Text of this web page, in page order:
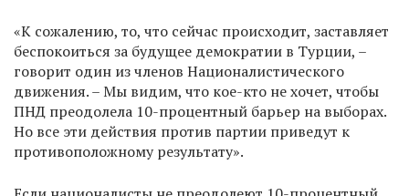
«К сожалению, то, что сейчас происходит, заставляет
беспокоиться за будущее демократии в Турции, –
говорит один из членов Националистического
движения. – Мы видим, что кое-кто не хочет, чтобы
ПНД преодолела 10-процентный барьер на выборах.
Но все эти действия против партии приведут к
противоположному результату».